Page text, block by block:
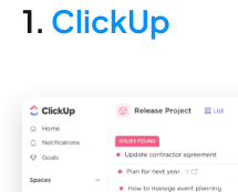
1. ClickUp